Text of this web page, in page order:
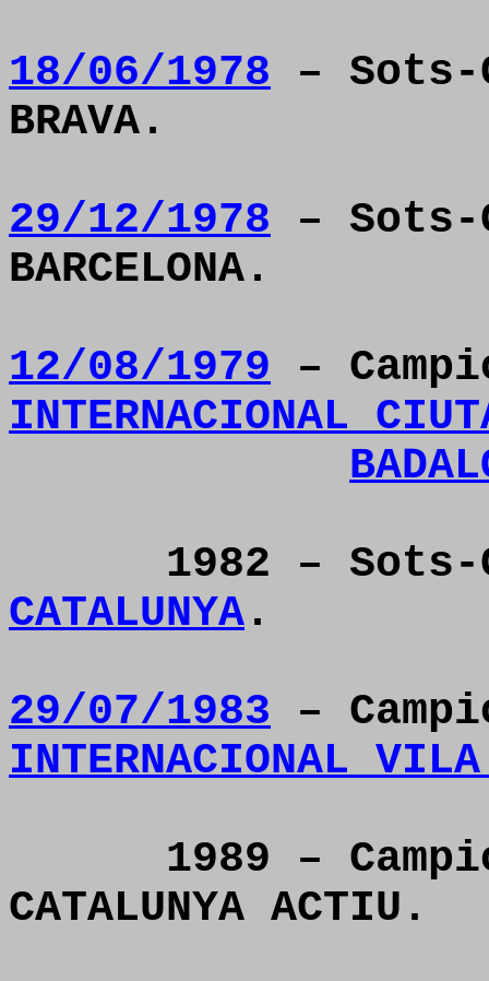
18/06/1978 – Sots-
BRAVA.
29/12/1978 – Sots-
BARCELONA.
12/08/1979 –
INTERNACIONAL
1982 –
CATALUNYA .
29/07/1983 –
INTERNACIONAL
1989 –
CATALUNYA ACTIU.